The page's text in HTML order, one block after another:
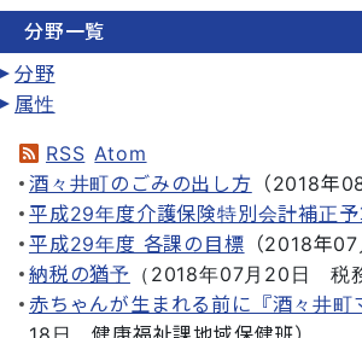
分野一覧
分野
属性
RSS Atom
酒々井町のごみの出し方 （2018年
平成29年度介護保険特別会計補正
平成29年度 各課の目標 （2018年07
納税の猶予 （ 2018年07月20日 税
赤ちゃんが生まれる前に『酒々井